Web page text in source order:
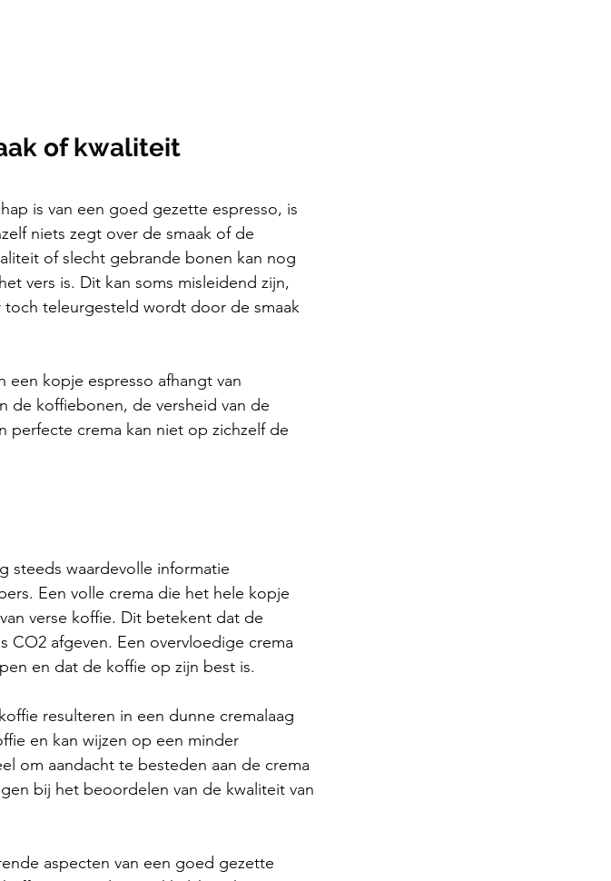
of kwaliteit
is van een goed gezette espresso, is
niets zegt over de smaak of de
of slecht gebrande bonen kan nog
vers is. Dit kan soms misleidend zijn,
teleurgesteld wordt door de smaak
een kopje espresso afhangt van
de koffiebonen, de versheid van de
perfecte crema kan niet op zichzelf de
steeds waardevolle informatie
Een volle crema die het hele kopje
verse koffie. Dit betekent dat de
afgeven. Een overvloedige crema
en dat de koffie op zijn best is.
resulteren in een dunne cremalaag
en kan wijzen op een minder
om aandacht te besteden aan de crema
bij het beoordelen van de kwaliteit van
aspecten van een goed gezette